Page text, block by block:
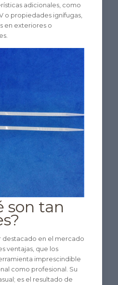
adicionales, como
o propiedades ignífugas,
en exteriores o
son tan
destacado en el mercado
ventajas, que los
imprescindible
como profesional. Su
es el resultado de